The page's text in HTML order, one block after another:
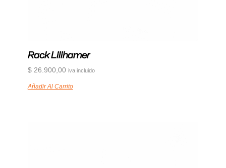
Rack Lilihamer
$26.900,00 iva incluido
Añadir Al Carrito